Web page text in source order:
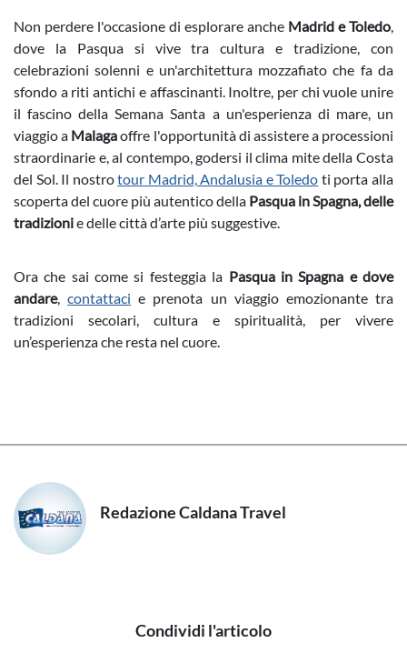
Non perdere l'occasione di esplorare anche Madrid e Toledo,
dove la Pasqua si vive tra cultura e tradizione, con
celebrazioni solenni e un'architettura mozzafiato che fa da
sfondo a riti antichi e affascinanti. Inoltre, per chi vuole unire
il fascino della Semana Santa a un'esperienza di mare, un
viaggio a Malagaoffre l'opportunità di assistere a processioni
straordinarie e, al contempo, godersi il clima mite della Costa
del Sol. Il nostrotour Madrid, Andalusia e Toledo ti porta alla
scoperta del cuore più autentico della Pasqua in Spagna, delle
tradizionie delle città d’arte più suggestive.
Ora che sai come si festeggia la Pasqua in Spagna e dove
andare,contattaci e prenota un viaggio emozionante tra
tradizioni secolari, cultura e spiritualità, per vivere
un’esperienza che resta nel cuore.
Redazione Caldana Travel
Condividi l'articolo